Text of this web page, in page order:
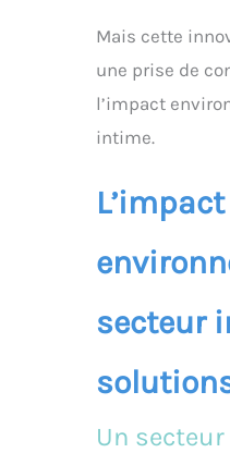
Mais cette
une prise de
l’impact
intime.
L’impact
secteur
Un